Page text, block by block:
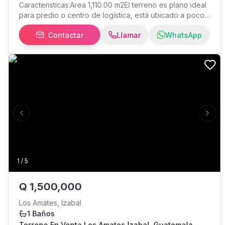
Caracteristicas:Area 1,110.00 m2El terreno es plano ideal
para predio o centro de logística, está ubicado a pocos
metros de la basculacuenta con todos sus servicios. . ---
Clave Interna: TM020922 ---
Contactar Llamar WhatsApp
1 / 5
Previous slide Next
Q 1,500,000
Los Amates, Izabal
1 Baños